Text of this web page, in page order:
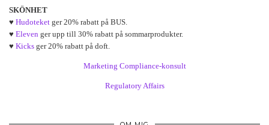
SKÖNHET
♥ Hudoteket ger 20% rabatt på BUS.
♥ Eleven ger upp till 30% rabatt på sommarprodukter.
♥ Kicks ger 20% rabatt på doft.
Marketing Compliance-konsult
Regulatory Affairs